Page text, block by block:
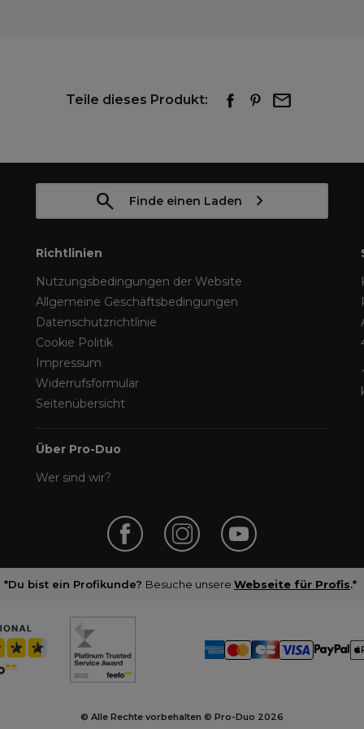
Teile dieses Produkt:
Finde einen Laden
Richtlinien
Nutzungsbedingungen der Website
Allgemeine Geschäftsbedingungen
Datenschutzrichtlinie
Cookie Politik
Impressum
Widerrufsformular
Seitenübersicht
Über Pro-Duo
Wer sind wir?
*Du bist ein Profikunde? Besuche unsere Webseite für Profis.*
© Alle Rechte vorbehalten © Pro-Duo 2026